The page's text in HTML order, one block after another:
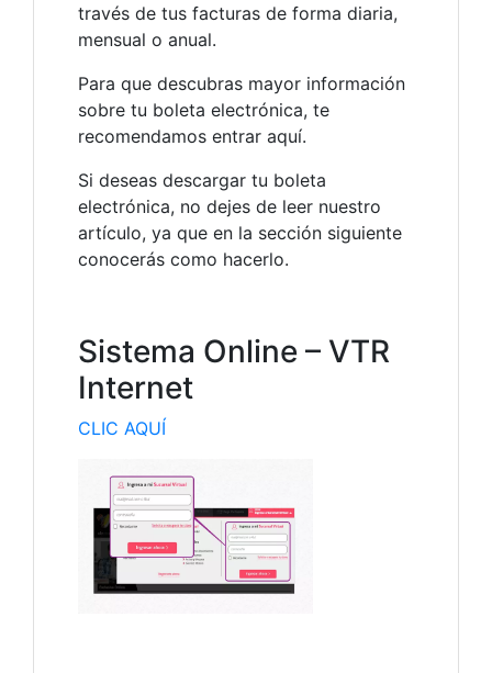
través de tus facturas de forma diaria,
mensual o anual.
Para que descubras mayor información
sobre tu boleta electrónica, te
recomendamos entrar aquí.
Si deseas descargar tu boleta
electrónica, no dejes de leer nuestro
artículo, ya que en la sección siguiente
conocerás como hacerlo.
Sistema Online – VTR
Internet
CLIC AQUÍ